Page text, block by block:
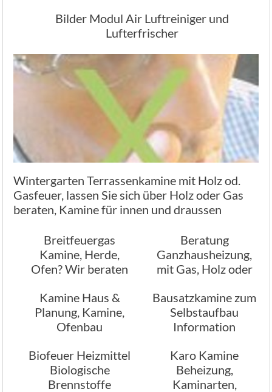
Bilder Modul Air Luftreiniger und
Lufterfrischer
Wintergarten Terrassenkamine mit Holz od.
Gasfeuer, lassen Sie sich über Holz oder Gas
beraten, Kamine für innen und draussen
Breitfeuergas
Kamine, Herde,
Ofen? Wir beraten
Beratung
Ganzhausheizung,
mit Gas, Holz oder
Kamine Haus &
Planung, Kamine,
Ofenbau
Bausatzkamine zum
Selbstaufbau
Information
Biofeuer Heizmittel
Biologische
Brennstoffe
Karo Kamine
Beheizung,
Kaminarten,